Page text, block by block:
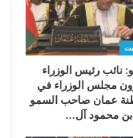
نائب رئيس الوزراء
مجلس الوزراء في
عمان صاحب السمو
بن محمود آل…